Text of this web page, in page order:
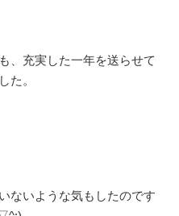
、充実した一年を送らせて
た。
ないような気もしたのです